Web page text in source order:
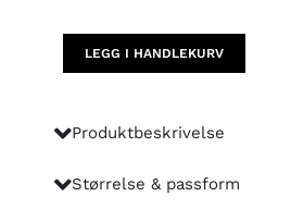
fra
Edited
LEGG I HANDLEKURV
Produktbeskrivelse
Størrelse & passform